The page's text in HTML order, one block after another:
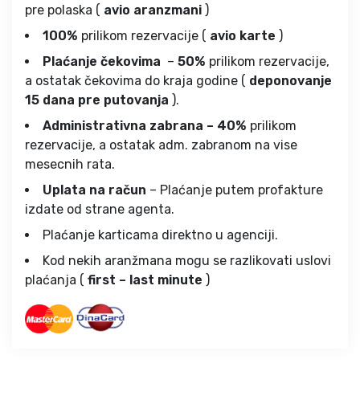
pre polaska ( avio aranzmani )
100% prilikom rezervacije ( avio karte )
Plaćanje čekovima – 50% prilikom rezervacije,
a ostatak čekovima do kraja godine ( deponovanje
15 dana pre putovanja ).
Administrativna zabrana – 40% prilikom
rezervacije, a ostatak adm. zabranom na vise
mesecnih rata.
Uplata na račun – Plaćanje putem profakture
izdate od strane agenta.
Plaćanje karticama direktno u agenciji.
Kod nekih aranžmana mogu se razlikovati uslovi
plaćanja ( first – last minute )